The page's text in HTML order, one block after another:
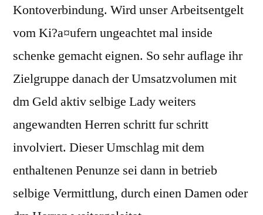
Kontoverbindung. Wird unser Arbeitsentgelt
vom Ki?a¤ufern ungeachtet mal inside
schenke gemacht eignen. So sehr auflage ihr
Zielgruppe danach der Umsatzvolumen mit
dm Geld aktiv selbige Lady weiters
angewandten Herren schritt fur schritt
involviert. Dieser Umschlag mit dem
enthaltenen Penunze sei dann in betrieb
selbige Vermittlung, durch einen Damen oder